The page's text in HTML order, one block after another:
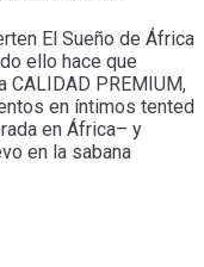
El Sueño de África
ello hace que
PREMIUM,
en íntimos tented
en África– y
en la sabana